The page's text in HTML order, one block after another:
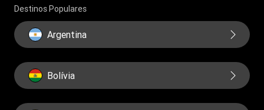
Relatorios
Destinos Populares
Argentina
Bolívia